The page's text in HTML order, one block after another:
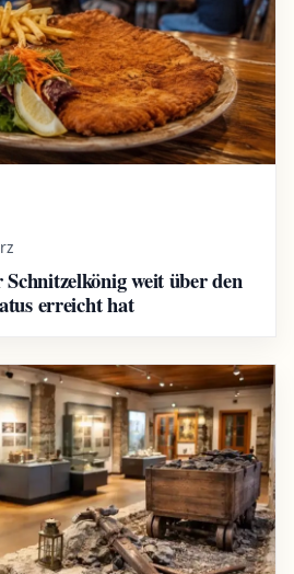
weit über den
erreicht hat